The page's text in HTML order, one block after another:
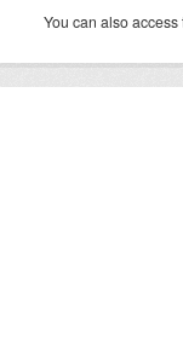
You can also